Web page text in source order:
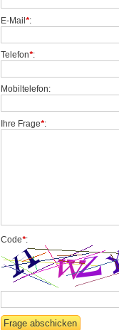
E-Mail *:
Telefon*:
Mobiltelefon:
Ihre Frage*:
Code*: